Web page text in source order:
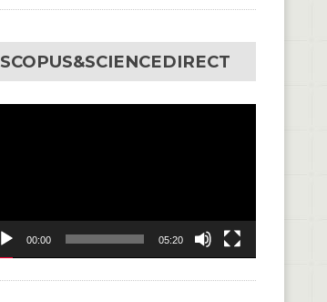
SCOPUS&SCIENCEDIRECT
00:00 05:20